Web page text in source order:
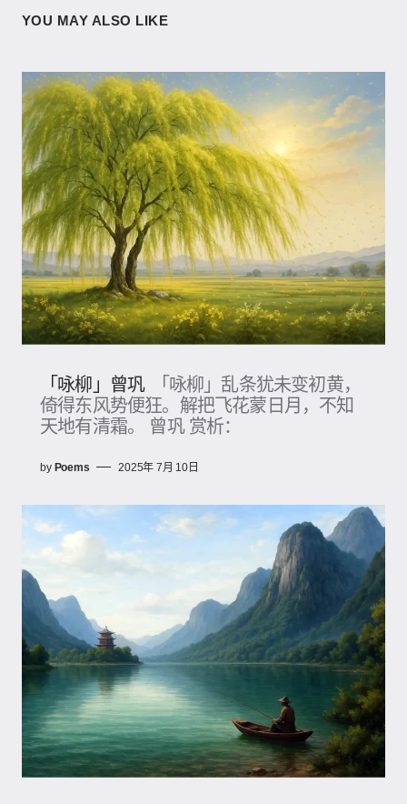
YOU MAY ALSO LIKE
「咏柳」曾巩
「咏柳」乱条犹未变初黄，
倚得东风势便狂。解把飞花蒙日月，不知
天地有清霜。 曾巩 赏析：
by Poems 2025年 7月 10日